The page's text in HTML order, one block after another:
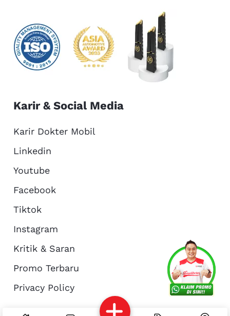
About Us
Reservasi Article
Karir & Social Media
Karir Dokter Mobil
Linkedin
Youtube
Facebook
Tiktok
Instagram
Kritik & Saran
Promo Terbaru
Privacy Policy